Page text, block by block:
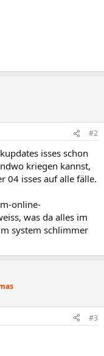
#2
isses schon
kriegen kannst,
04 isses auf alle fälle.
online-
was da alles im
system schlimmer
#3